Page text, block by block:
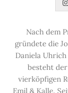
Nach dem
gründete die
Daniela
besteht
vierköpfigen
Emil & Kalle.